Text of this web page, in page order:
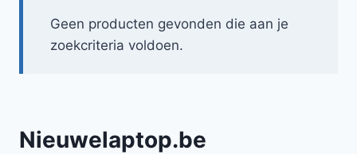
Geen producten gevonden die aan je
zoekcriteria voldoen.
Nieuwelaptop.be